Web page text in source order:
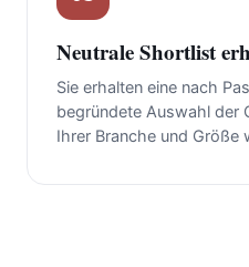
Neutrale Shortlist
Sie erhalten eine nach
begründete Auswahl der
Ihrer Branche und Größe